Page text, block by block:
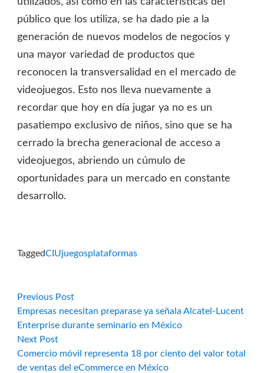
público que los utiliza, se ha dado pie a la
generación de nuevos modelos de negocios y
una mayor variedad de productos que
reconocen la transversalidad en el mercado de
videojuegos. Esto nos lleva nuevamente a
recordar que hoy en día jugar ya no es un
pasatiempo exclusivo de niños, sino que se ha
cerrado la brecha generacional de acceso a
videojuegos, abriendo un cúmulo de
oportunidades para un mercado en constante
desarrollo.
TaggedCIUjuegosplataformas
Navegación
de
entradas
Previous PostPrevious
post:
Empresas necesitan preparase ya señala Alcatel-Lucent
Enterprise durante seminario en México
Next PostNext
post:
Comercio móvil representa 18 por ciento del valor total
de ventas del eCommerce en México